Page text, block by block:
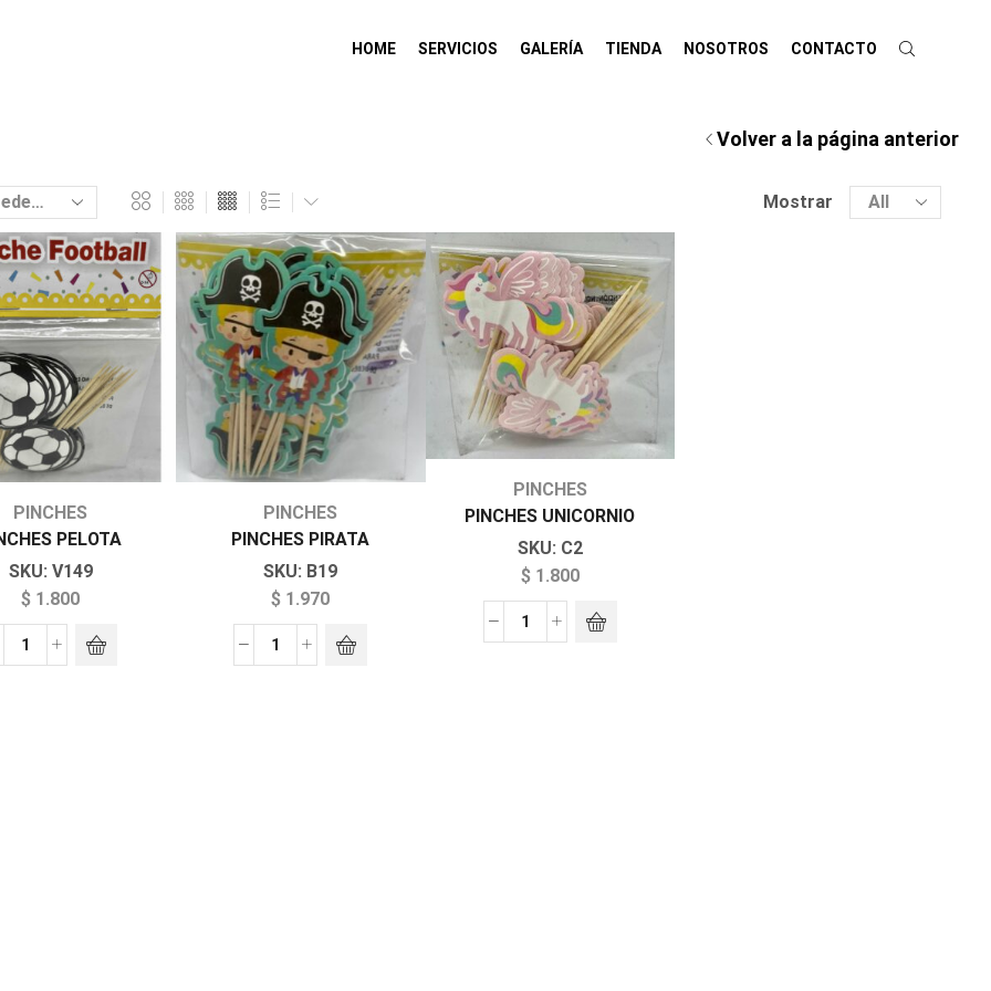
HOME SERVICIOS GALERÍA TIENDA NOSOTROS CONTACTO
Volver a la página anterior
Mostrar
PINCHES
PELOTA
SKU: V149
$ 1.800
PINCHES
PINCHES PIRATA
SKU: B19
$ 1.970
PINCHES
PINCHES UNICORNIO
SKU: C2
$1.800